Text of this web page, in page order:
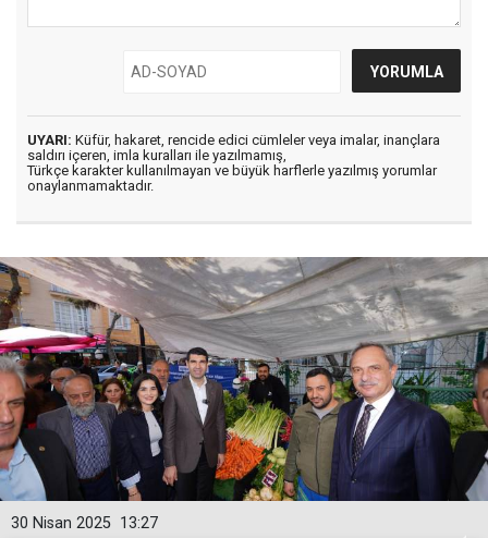
UYARI: Küfür, hakaret, rencide edici cümleler veya imalar, inançlara
saldırı içeren, imla kuralları ile yazılmamış,
Türkçe karakter kullanılmayan ve büyük harflerle yazılmış yorumlar
onaylanmamaktadır.
13:27
30 Nisan 2025